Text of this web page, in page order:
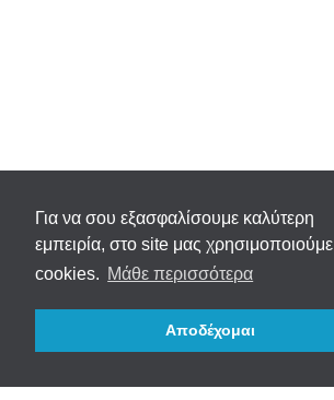
Για να σου εξασφαλίσουμε καλύτερη
εμπειρία, στο site μας χρησιμοποιούμε
cookies. Μάθε περισσότερα
Αποδέχομαι